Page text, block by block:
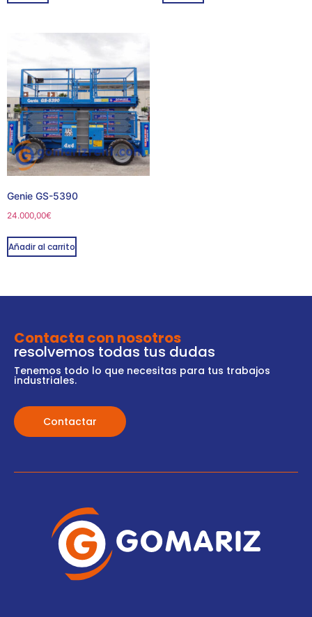
Genie GS-5390
24.000,00€
Añadir al carrito
Contacta con nosotros
resolvemos todas tus dudas
Tenemos todo lo que necesitas para tus trabajos
industriales.
Contactar